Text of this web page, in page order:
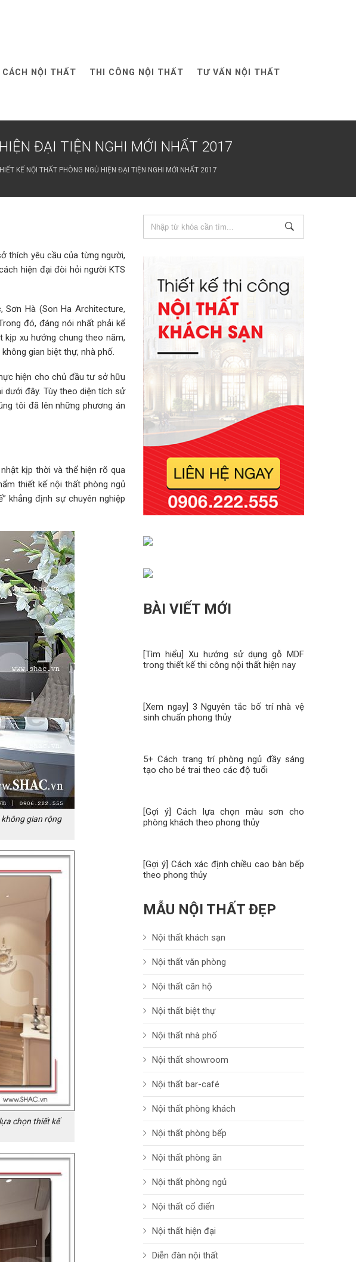
CÁCH NỘI THẤT THI CÔNG NỘI THẤT TƯ VẤN NỘI THẤT
ĐẠI TIỆN NGHI MỚI NHẤT 2017
KẾ NỘI THẤT PHÒNG NGỦ HIỆN ĐẠI TIỆN NGHI MỚI NHẤT 2017
thích yêu cầu của từng người,
hiện đại đòi hỏi người KTS
Hà (Son Ha Architecture,
đó, đáng nói nhất phải kể
xu hướng chung theo năm,
gian biệt thự, nhà phố.
hiện cho chủ đầu tư sở hữu
dưới đây. Tùy theo diện tích sử
tôi đã lên những phương án
kịp thời và thể hiện rõ qua
thiết kế nội thất phòng ngủ
khẳng định sự chuyên nghiệp
gian rộng
chọn thiết kế
BÀI VIẾT MỚI
[Tìm hiểu] Xu hướng sử dụng gỗ MDF
trong thiết kế thi công nội thất hiện nay
[Xem ngay] 3 Nguyên tắc bố trí nhà vệ
sinh chuẩn phong thủy
5+ Cách trang trí phòng ngủ đầy sáng
tạo cho bé trai theo các độ tuổi
[Gợi ý] Cách lựa chọn màu sơn cho
phòng khách theo phong thủy
[Gợi ý] Cách xác định chiều cao bàn bếp
theo phong thủy
MẪU NỘI THẤT ĐẸP
Nội thất khách sạn
Nội thất văn phòng
Nội thất căn hộ
Nội thất biệt thự
Nội thất nhà phố
Nội thất showroom
Nội thất bar-café
Nội thất phòng khách
Nội thất phòng bếp
Nội thất phòng ăn
Nội thất phòng ngủ
Nội thất cổ điển
Nội thất hiện đại
Diễn đàn nội thất